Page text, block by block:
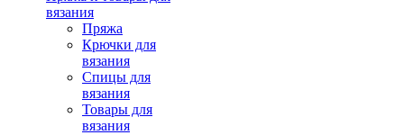
вязания
Пряжа
Крючки для
вязания
Спицы для
вязания
Товары для
вязания